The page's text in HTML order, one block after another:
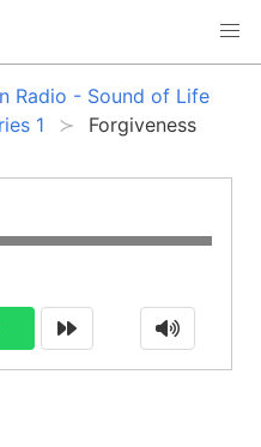
Radio - Sound of Life
1
Forgiveness